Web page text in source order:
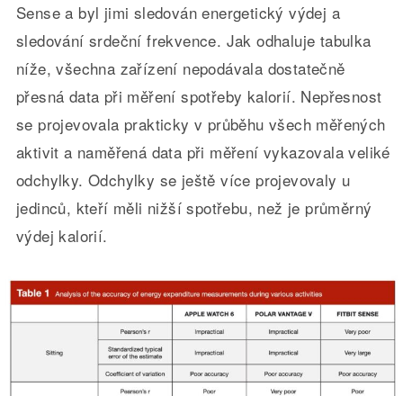
Sense a byl jimi sledován energetický výdej a
sledování srdeční frekvence. Jak odhaluje tabulka
níže, všechna zařízení nepodávala dostatečně
přesná data při měření spotřeby kalorií. Nepřesnost
se projevovala prakticky v průběhu všech měřených
aktivit a naměřená data při měření vykazovala veliké
odchylky. Odchylky se ještě více projevovaly u
jedinců, kteří měli nižší spotřebu, než je průměrný
výdej kalorií.